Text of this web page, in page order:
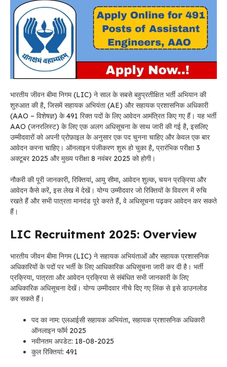
भारतीय जीवन बीमा निगम (LIC) ने साल के सबसे बहुप्रतीक्षित भर्ती अभियान की
शुरुआत की है, जिसमें सहायक अभियंता (AE) और सहायक प्रशासनिक अधिकारी
(AAO – विशेषज्ञ) के 491 रिक्त पदों के लिए आवेदन आमंत्रित किए गए हैं। यह भर्ती
AAO (जनरलिस्ट) के लिए एक अलग अधिसूचना के साथ जारी की गई है, इसलिए
उम्मीदवारों को अपनी प्रोफ़ाइल के अनुसार एक पद चुनना चाहिए और केवल एक बार
आवेदन करना चाहिए। ऑनलाइन पंजीकरण शुरू हो चुका है, प्रारंभिक परीक्षा 3
अक्टूबर 2025 और मुख्य परीक्षा 8 नवंबर 2025 को होगी।
नौकरी की पूरी जानकारी, रिक्तियां, आयु सीमा, आवेदन शुल्क, चयन प्रक्रिया और
आवेदन कैसे करें, इस लेख में देखें। योग्य उम्मीदवार जो रिक्तियों के विवरण में रुचि
रखते हैं और सभी पात्रता मानदंड पूरे करते हैं, वे अधिसूचना पढ़कर आवेदन कर सकते
हैं।
LIC Recruitment 2025: Overview
भारतीय जीवन बीमा निगम (LIC) ने सहायक अभियंताओं और सहायक प्रशासनिक
अधिकारियों के पदों पर भर्ती के लिए आधिकारिक अधिसूचना जारी कर दी है। भर्ती
प्रक्रिया, पात्रता और आवेदन प्रक्रिया से संबंधित सभी जानकारी के लिए
आधिकारिक अधिसूचना देखें। योग्य उम्मीदवार नीचे दिए गए लिंक से इसे डाउनलोड
कर सकते हैं।
पद का नाम: एलआईसी सहायक अभियंता, सहायक प्रशासनिक अधिकारी
ऑनलाइन फॉर्म 2025
नवीनतम अपडेट: 18-08-2025
कुल रिक्तियां: 491